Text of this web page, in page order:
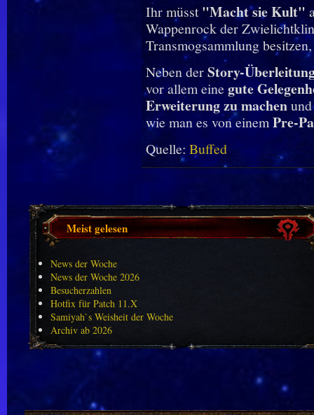
Ihr müsst"Macht sie Kult"
Wappenrock der
Transmogsammlung
Neben derStory-
vor allem eine gute
Erweiterung zu machen
wie man es von einemPre-
Quelle: Buffed
Meist gelesen
News der Woche
News der Woche 2026
Besucherzahlen
Hotfix für Patch 11.X
Samiyah`s Weisheit der Woche
Archiv ab 2026